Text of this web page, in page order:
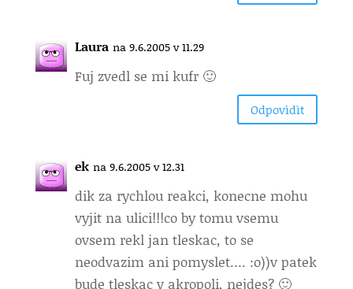
Laura na 9.6.2005 v 11.29
Fuj zvedl se mi kufr 🙂
Odpovìdìt
ek na 9.6.2005 v 12.31
dik za rychlou reakci, konecne mohu
vyjit na ulici!!!co by tomu vsemu
ovsem rekl jan tleskac, to se
neodvazim ani pomyslet…. :o))v patek
bude tleskac v akropoli, nejdes? 🙂